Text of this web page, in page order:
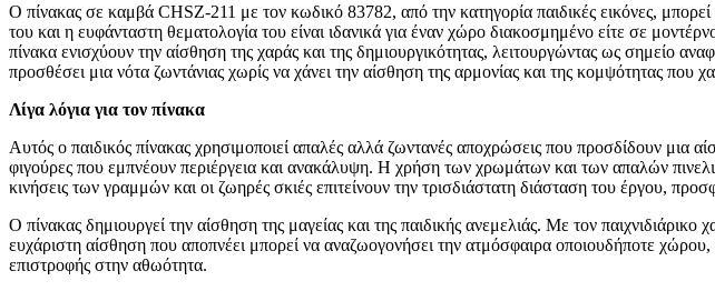
Ο πίνακας σε καμβά CHSZ-211 με τον κωδικό 83782, από την κατηγορία παιδικές εικόνες,
του και η ευφάνταστη θεματολογία του είναι ιδανικά για έναν χώρο διακοσμημένο είτε σε
πίνακα ενισχύουν την αίσθηση της χαράς και της δημιουργικότητας, λειτουργώντας ως σημείο
προσθέσει μια νότα ζωντάνιας χωρίς να χάνει την αίσθηση της αρμονίας και της κομψότητας που
Λίγα λόγια για τον πίνακα
Αυτός ο παιδικός πίνακας χρησιμοποιεί απαλές αλλά ζωντανές αποχρώσεις που προσδίδουν μια
φιγούρες που εμπνέουν περιέργεια και ανακάλυψη. Η χρήση των χρωμάτων και των απαλών
κινήσεις των γραμμών και οι ζωηρές σκιές επιτείνουν την τρισδιάστατη διάσταση του έργου,
Ο πίνακας δημιουργεί την αίσθηση της μαγείας και της παιδικής ανεμελιάς. Με τον
ευχάριστη αίσθηση που αποπνέει μπορεί να αναζωογονήσει την ατμόσφαιρα οποιουδήποτε
επιστροφής στην αθωότητα.